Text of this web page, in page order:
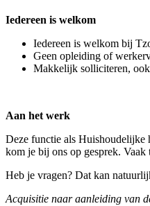
Iedereen is welkom
Iedereen is welkom bij
Geen opleiding of
Makkelijk solliciteren,
Aan het werk
Deze functie als Huishoudelijke
kom je bij ons op gesprek. Vaak
Heb je vragen? Dat kan
Acquisitie naar aanleiding van